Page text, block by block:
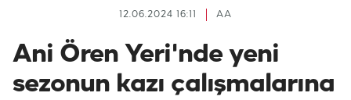
AA
12.06.2024 16:11
Ani Ören Yeri'nde yeni
sezonun kazı çalışmalarına